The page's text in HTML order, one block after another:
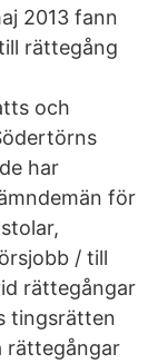
2013 fann
rättegång
och
har
för
/ till
rättegångar
tingsrätten
rättegångar